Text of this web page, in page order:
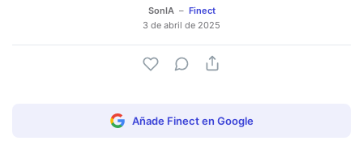
SonIA
Finect
3 de abril de 2025
Añade Finect en Google